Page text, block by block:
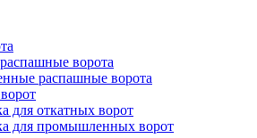
ворота
распашные ворота
для откатных ворот
для промышленных ворот